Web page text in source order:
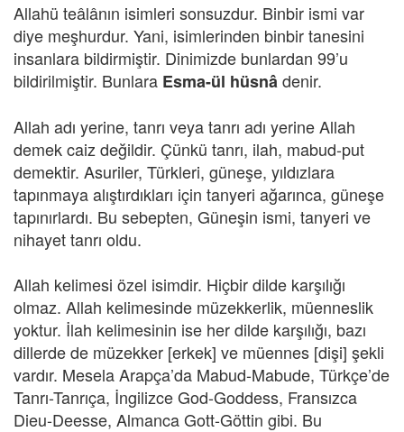
Allahü teâlânın isimleri sonsuzdur. Binbir ismi var
diye meşhurdur. Yani, isimlerinden binbir tanesini
insanlara bildirmiştir. Dinimizde bunlardan 99’u
bildirilmiştir. Bunlara Esma-ül hüsnâdenir.
Allah adı yerine, tanrı veya tanrı adı yerine Allah
demek caiz değildir. Çünkü tanrı, ilah, mabud-put
demektir. Asuriler, Türkleri, güneşe, yıldızlara
tapınmaya alıştırdıkları için tanyeri ağarınca, güneşe
tapınırlardı. Bu sebepten, Güneşin ismi, tanyeri ve
nihayet tanrı oldu.
Allah kelimesi özel isimdir. Hiçbir dilde karşılığı
olmaz. Allah kelimesinde müzekkerlik, müenneslik
yoktur. İlah kelimesinin ise her dilde karşılığı, bazı
dillerde de müzekker [erkek] ve müennes [dişi] şekli
vardır. Mesela Arapça’da Mabud-Mabude, Türkçe’de
Tanrı-Tanrıça, İngilizce God-Goddess, Fransızca
Dieu-Deesse, Almanca Gott-Göttin gibi. Bu